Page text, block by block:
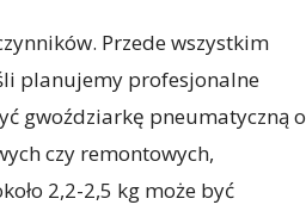
Przede wszystkim
planujemy profesjonalne
gwoździarkę pneumatyczną o
czy remontowych,
2,2-2,5 kg może być